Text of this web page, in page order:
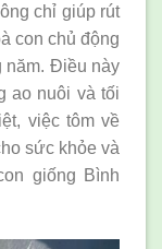
chỉ giúp rút
con chủ động
năm. Điều này
ao nuôi và tối
việc tôm về
sức khỏe và
giống Bình